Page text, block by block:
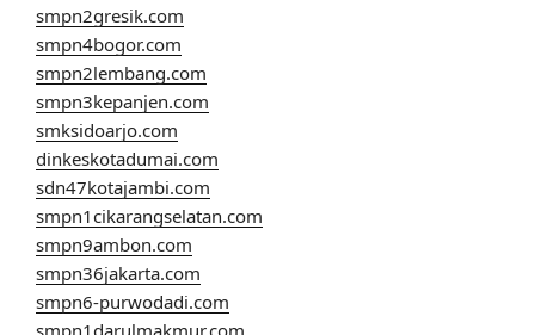
smpn2gresik.com
smpn4bogor.com
smpn2lembang.com
smpn3kepanjen.com
smksidoarjo.com
dinkeskotadumai.com
sdn47kotajambi.com
smpn1cikarangselatan.com
smpn9ambon.com
smpn36jakarta.com
smpn6-purwodadi.com
smpn1darulmakmur.com